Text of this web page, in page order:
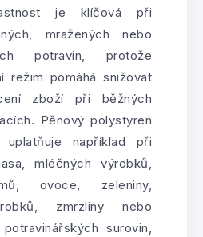
je klíčová při
mražených nebo
potravin, protože
režim pomáhá snižovat
zboží při běžných
Pěnový polystyren
například při
mléčných výrobků,
ovoce, zeleniny,
zmrzliny nebo
surovin,